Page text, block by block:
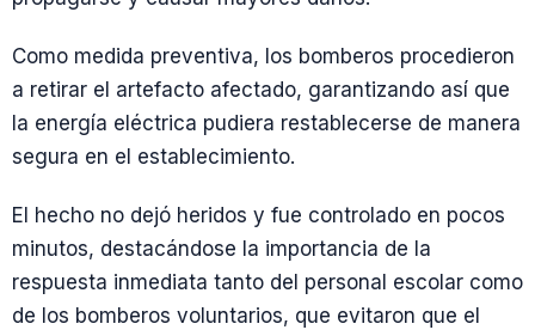
Como medida preventiva, los bomberos procedieron
a retirar el artefacto afectado, garantizando así que
la energía eléctrica pudiera restablecerse de manera
segura en el establecimiento.
El hecho no dejó heridos y fue controlado en pocos
minutos, destacándose la importancia de la
respuesta inmediata tanto del personal escolar como
de los bomberos voluntarios, que evitaron que el